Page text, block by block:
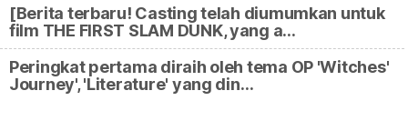
[Berita terbaru! Casting telah diumumkan untuk
film THE FIRST SLAM DUNK, yang a…
Peringkat pertama diraih oleh tema OP 'Witches'
Journey', 'Literature' yang din…